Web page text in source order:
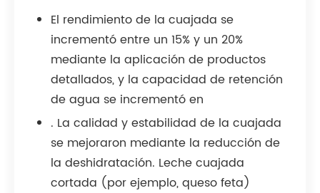
El rendimiento de la cuajada se
incrementó entre un 15% y un 20%
mediante la aplicación de productos
detallados, y la capacidad de retención
de agua se incrementó en
. La calidad y estabilidad de la cuajada
se mejoraron mediante la reducción de
la deshidratación. Leche cuajada
cortada (por ejemplo, queso feta)